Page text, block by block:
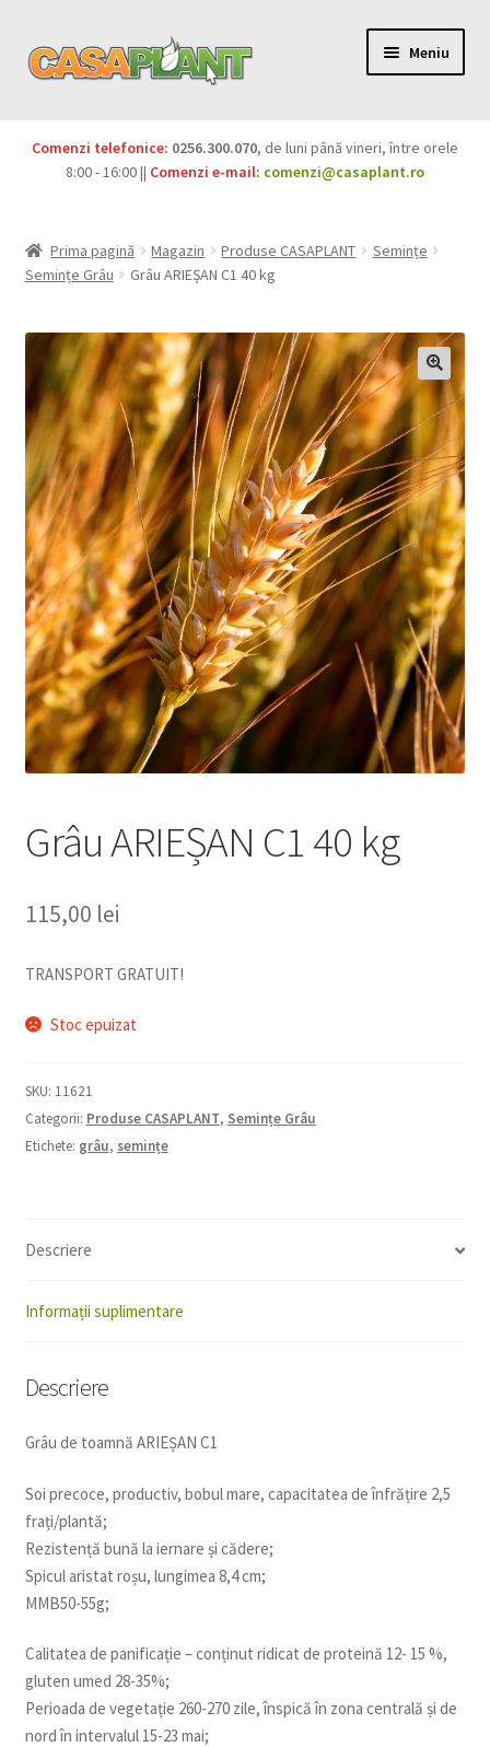
Meniu
Pesticide
copil
Produse BIO
Igienă publică
Casa și grădina
Extinde
meniul
copil
Sere și solarii
Extinde
meniul
copil
Comenzi telefonice: 0256.300.070, de luni până vineri, între orele
8:00 - 16:00 || Comenzi e-mail: comenzi@casaplant.ro
Prima pagină Magazin Produse CASAPLANT
Semințe
Semințe Grâu
Grâu ARIEȘAN C1 40 kg
Grâu ARIEȘAN C1 40 kg
115,00 lei
TRANSPORT GRATUIT!
Stoc epuizat
SKU: 11621
Categorii: Produse CASAPLANT, Semințe Grâu
Etichete: grâu, semințe
Descriere
Informații suplimentare
Descriere
Grâu de toamnă ARIEȘAN C1
Soi precoce, productiv, bobul mare, capacitatea de înfrățire 2,5
frați/plantă;
Rezistență bună la iernare și cădere;
Spicul aristat roșu, lungimea 8,4 cm;
MMB50-55g;
Calitatea de panificație – conținut ridicat de proteină 12- 15 %,
gluten umed 28-35%;
Perioada de vegetație 260-270 zile, înspică în zona centrală și de
nord în intervalul 15-23 mai;